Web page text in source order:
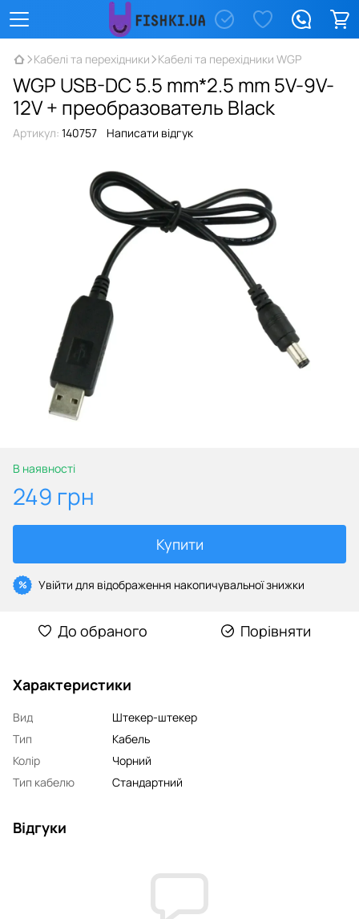
Кабелі та перехідники Кабелі та перехідники WGP
WGP USB-DC 5.5 mm*2.5 mm 5V-9V-
12V + преобразователь Black
Артикул: 140757 Написати відгук
В наявності
249 грн
Купити
% Увійти для відображення накопичувальної знижки
До обраного Порівняти
Характеристики
Вид
Штекер-штекер
Тип
Кабель
Колір
Чорний
Тип кабелю
Стандартний
Відгуки